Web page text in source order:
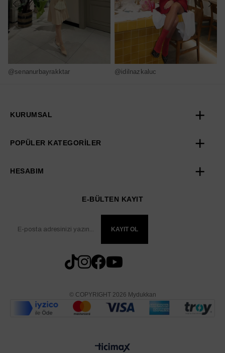
@senanurbayrakktar @idilnazkaluc
KURUMSAL
POPÜLER KATEGORİLER
HESABIM
E-BÜLTEN KAYIT
KAYIT OL
© COPYRIGHT 2026 Mydukkan